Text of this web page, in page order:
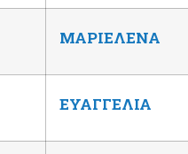
ΜΑΡΙΕΛΕΝΑ
ΕΥΑΓΓΕΛΙΑ